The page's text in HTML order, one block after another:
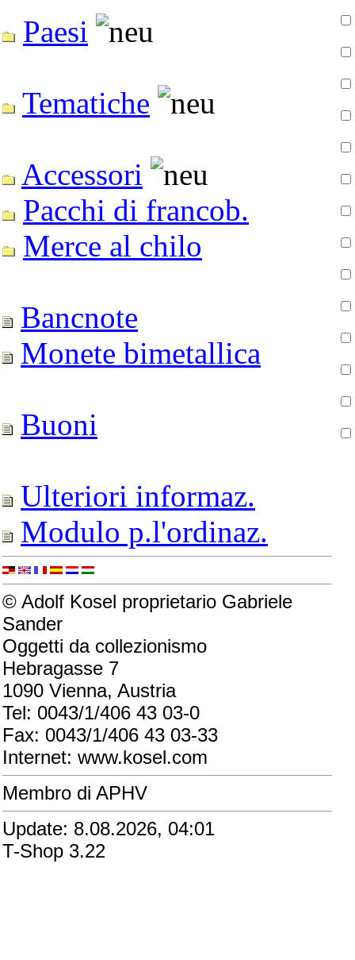
Paesi
Tematiche
Accessori
Pacchi di francob.
Merce al chilo
Bancnote
Monete bimetallica
Buoni
Ulteriori informaz.
Modulo p.l'ordinaz.
© Adolf Kosel proprietario Gabriele
Sander
Oggetti da collezionismo
Hebragasse 7
1090 Vienna, Austria
Tel: 0043/1/406 43 03-0
Fax: 0043/1/406 43 03-33
Internet: www.kosel.com
Membro di APHV
Update: 8.08.2026, 04:01
T-Shop 3.22